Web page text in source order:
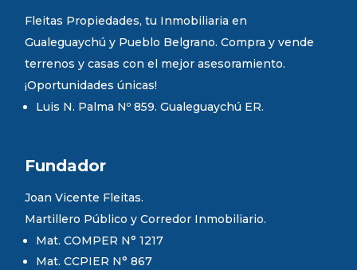
Fleitas Propiedades, tu Inmobiliaria en
Gualeguaychú y Pueblo Belgrano. Compra y vende
terrenos y casas con el mejor asesoramiento.
¡Oportunidades únicas!
Luis N. Palma Nº 859. Gualeguaychú ER.
Fundador
Joan Vicente Fleitas.
Martillero Público y Corredor Inmobiliario.
Mat. COMPER N° 1217
Mat. CCPIER N° 867